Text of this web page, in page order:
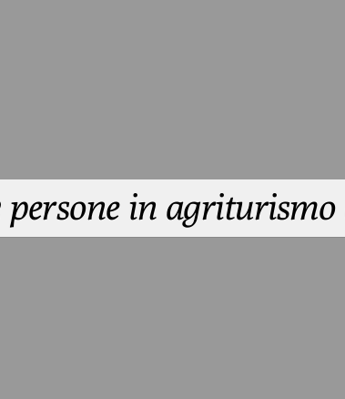
in agriturismo